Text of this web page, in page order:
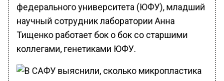
федерального университета (ЮФУ), младший
научный сотрудник лаборатории Анна
Тищенко работает бок о бок со старшими
коллегами, генетиками ЮФУ.